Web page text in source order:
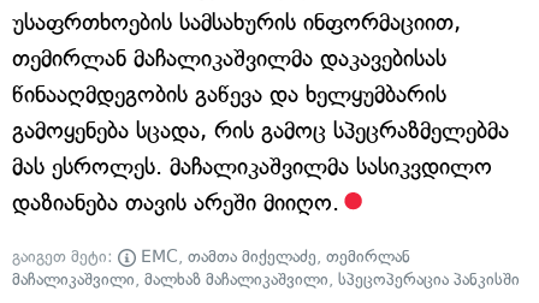
უსაფრთხოების სამსახურის ინფორმაციით,
თემირლან მაჩალიკაშვილმა დაკავებისას
წინააღმდეგობის გაწევა და ხელყუმბარის
გამოყენება სცადა, რის გამოც სპეცრაზმელებმა
მას ესროლეს. მაჩალიკაშვილმა სასიკვდილო
დაზიანება თავის არეში მიიღო.
გაიგეთ მეტი: EMC, თამთა მიქელაძე, თემირლან
მაჩალიკაშვილი, მალხაზ მაჩალიკაშვილი, სპეცოპერაცია პანკისში